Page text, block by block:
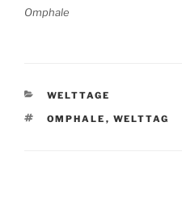
Omphale
KATEGORIEN
WELTTAGE
SCHLAGWÖRTER
OMPHALE , WELTTAG